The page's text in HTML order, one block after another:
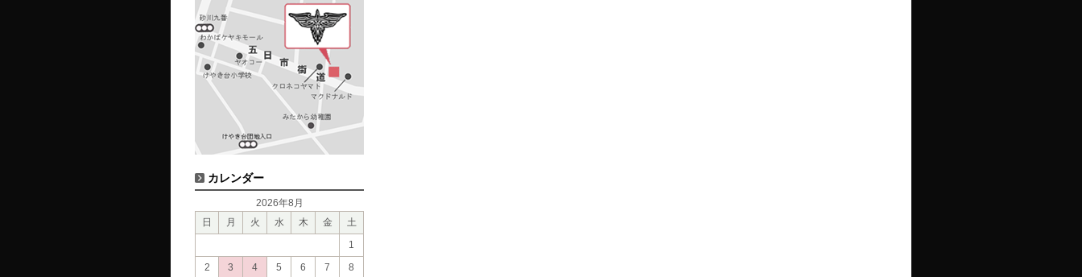
カレンダー
2026年8月
日
月 火 水 木 金
土
1
2
3
4
5 6 7 8